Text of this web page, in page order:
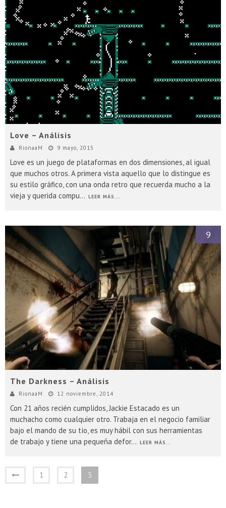
Love – Análisis
RionaaM 9 mayo, 2015
Love es un juego de plataformas en dos dimensiones, al igual
que muchos otros. A primera vista aquello que lo distingue es
su estilo gráfico, con una onda retro que recuerda mucho a la
vieja y querida compu... LEER MÁS...
9
The Darkness – Análisis
RionaaM 12 noviembre, 2014
Con 21 años recién cumplidos, Jackie Estacado es un
muchacho como cualquier otro. Trabaja en el negocio familiar
bajo el mando de su tío, es muy hábil con sus herramientas
de trabajo y tiene una pequeña defor... LEER MÁS...
1 2 3